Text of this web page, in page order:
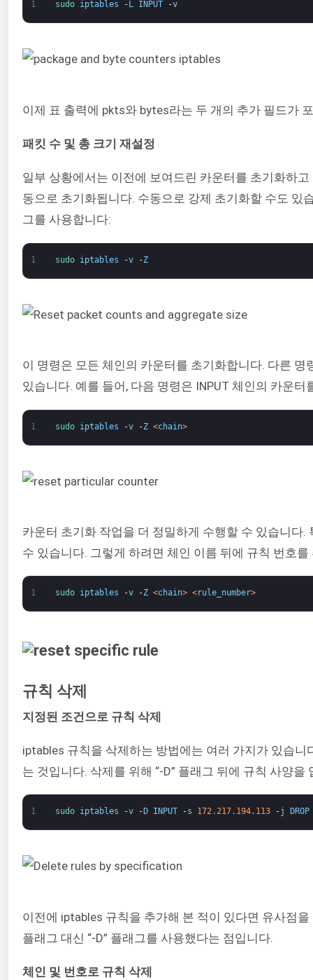
1 sudo iptables - L INPUT -v
이제 표 출력에 pkts와 bytes라는 두 개의 추가 필드가
패킷 수 및 총 크기 재설정
일부 상황에서는 이전에 보여드린 카운터를 초기화하
동으로 초기화됩니다. 수동으로 강제 초기화할 수도 있
그를 사용합니다:
1 sudo iptables -v -Z
이 명령은 모든 체인의 카운터를 초기화합니다. 다른
있습니다. 예를 들어, 다음 명령은 INPUT 체인의 카운터
1 sudo iptables -v -Z <chain>
카운터 초기화 작업을 더 정밀하게 수행할 수 있습니다
수 있습니다. 그렇게 하려면 체인 이름 뒤에 규칙 번호
1 sudo iptables -v -Z <chain> <rule_number>
규칙 삭제
지정된 조건으로 규칙 삭제
iptables 규칙을 삭제하는 방법에는 여러 가지가 있습
는 것입니다. 삭제를 위해 “-D” 플래그 뒤에 규칙 사양을
1 sudo iptables -v - D INPUT -s 172.217.194.113 -j DROP
이전에 iptables 규칙을 추가해 본 적이 있다면 유사점
플래그 대신 “-D” 플래그를 사용했다는 점입니다.
체인 및 번호로 규칙 삭제